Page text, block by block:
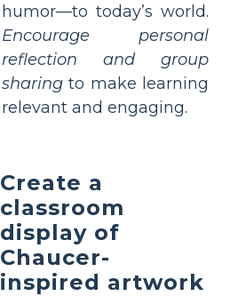
humor—to today’s world.
Encourage personal
reflection and group
sharing to make learning
relevant and engaging.
Create a
classroom
display of
Chaucer-
inspired artwork